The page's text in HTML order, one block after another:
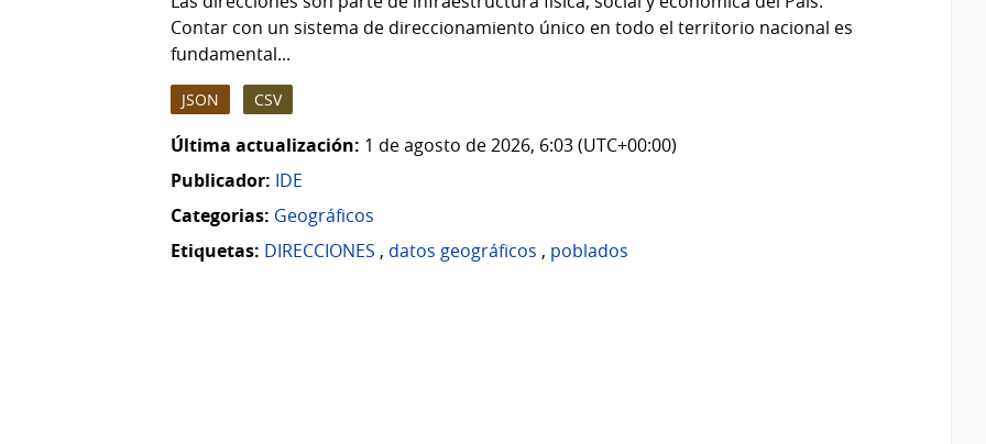
Contar con un sistema de direccionamiento único en todo el territorio nacional es
fundamental...
JSON CSV
Última actualización: 1 de agosto de 2026, 6:03 (UTC+00:00)
Publicador: IDE
Categorias: Geográficos
Etiquetas: DIRECCIONES , datos geográficos , poblados